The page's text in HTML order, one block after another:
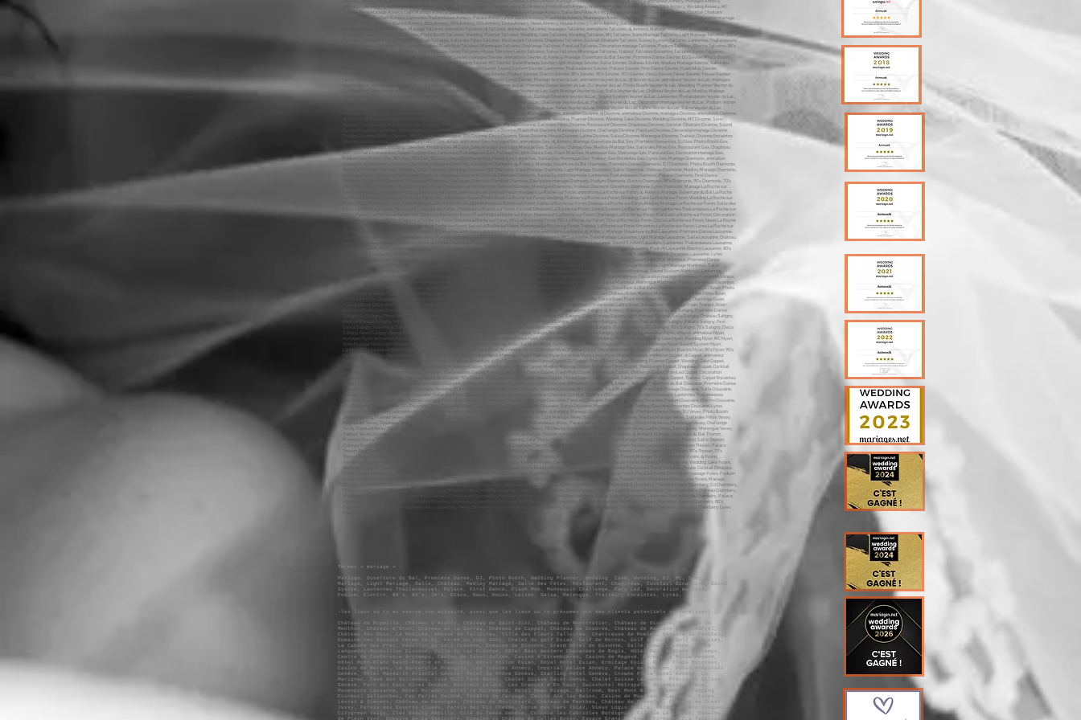
Termes « mariage » :
Mariage, Ouverture du Bal, Première Danse, DJ, Photo Booth, Wedding Planner, Wedding Cake, Wedding, DJ, MC, Sono
Mariage, Light Mariage, Salle, Château, Medley Mariage, Salle des Fêtes, Restaurant, Chapiteau, Cocktail Dînatoire, Sound
System, Lanternes Thaïlandaises, Palace, First Dance, Flash Mob, Mannequin Challenge, Pars Led, Décoration mariage,
Podium, Electro, 80’s, 90’s, 70’s, Disco, News, House, Latino, Salsa, Merengue, Traiteur, Enceintes, Lyres,
-les lieux où tu as exercé ton activité, ainsi que les lieux où tu présumes que des clients potentiels se localisent.
Château de Ripaille, Château d’Avully, Château de Saint-Sixt, Château de Monttrotier, Château de Divonne, Château de
Menthon, Château d’Oron, Château de la Sarraz, Château de Coppet, Château de Coudrée, Château de Marigny Saint-Marcel,
Château des Bois, La Médicée, Abbaye de Talloires, Villa des Fleurs Talloires, Chartreuse de Pomier, Domaine de Penthes,
Domaine des Bossons Ferme de Gy, Ferme du papy Gaby, Chalet du golf Evian, Golf de Mornex, Golf d’Esery, Golf de Bossey,
La Cabane des Praz, Pavillon du Golf Divonne, Domaine de Divonne, Grand Hôtel de Divonne, Salle Léman Divonne, Salle
Languedoc-Roussillon Divonne, Villa du Lac Divonne, Hôtel Best Western Chavannes de Bogis, Hôtel Best Western Archamps,
Centre de Conférence Archamps, Casino de Saint-Julien, Casino d’Etrembières, Casino de Megève, Fermes de Marie Megève,
Hôtel Mont-Blanc Saint-Pierre en Faucigny, Hôtel Hilton Evian, Royal Hôtel Evian, Ermitage Evian, Royal Plaza Montreux,
Casino de Morges, La Barcarolle Prangins, Les Trésoms Annecy, Impérial palace Annecy, Palace de Menthon, Hôtel Kempinski
Genève, Hôtel Mandarin oriental Genève, Hôtel du Rhône Genève, Starling Hôtel Genève, Crowne Plaza Hôtel Genève, Le
Marignac, Cave des Vollandes, Jiva Hill Park Hôtel, Chalet Suisse Saint-Genis, Chalet Suisse Lausanne, Président Wilson
Genève, Parc des Eaux Vives Genève, Montreux palace, Les Granges d’En haut, Swisshotel Métropole, Movenpick Genève,
Movenpick Lausanne, Hôtel Mirador, Hôtel Le Richemond, Hôtel Beau Rivage, Ballroom, Best Mont Blanc Chamonix, Camping
Ecureuil Sallanches, Cap Périaz Seynod, Théâtre de Carouge, Casino Aix les Bains, Casino de Montbenon Lausanne, Caves
Lévraz & Stevens, Château de Faverges, Château de Moulinsard, Château de Penthes, Château de Servolex, Château de Crest
Jussy, Parvis des Esserts cluses, Parvis des Fiz Chedde, Forum des lacs Thiez, Vieux Logis Yvoire, Petite Sirène Tougues,
Citygreen Veigy, Clos Babuty Ambilly, Cité du Temps Genève, Colonie les Cabrioles Burdignin, Colonie Le Chenex, Domaine
de Plein Vent, Domaine de La Sapinière, Domaine du Château de Collex-Bossy, Espace Grand Bo Grand Bornand, Ecu Vaudois,